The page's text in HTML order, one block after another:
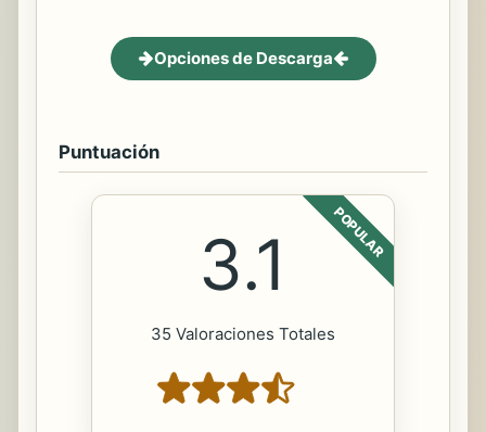
Opciones de Descarga
Puntuación
POPULAR
3.1
35 Valoraciones Totales